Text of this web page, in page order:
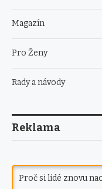
Proč si lidé znovu
Magazín
Pro Ženy
Rady a návody
Reklama